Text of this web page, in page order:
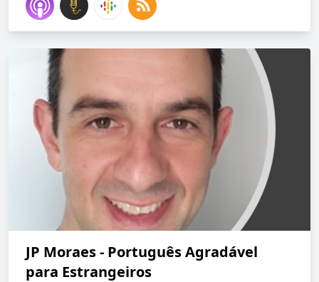
JP Moraes - Português Agradável
para Estrangeiros